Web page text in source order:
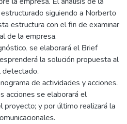
siguiendo a Norberto
estructura con el fin de examinar
de la empresa.
se elaborará el Brief
la solución propuesta al
detectado.
de actividades y acciones.
acciones se elaborará el
y por último realizará la